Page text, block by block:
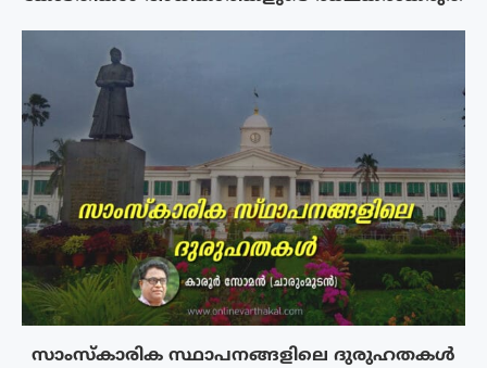
സാംസ്‌കാരിക സ്ഥാപനങ്ങളിലെ ദുരുഹതകൾ